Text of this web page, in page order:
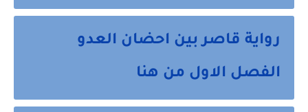
رواية قاصر بين احضان العدو
الفصل الاول من هنا